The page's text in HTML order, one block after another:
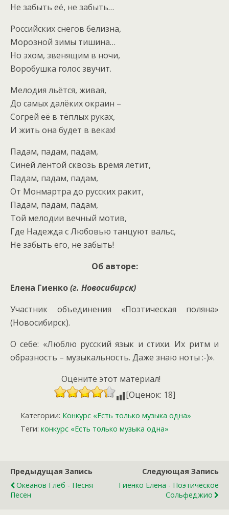
Не забыть её, не забыть…
Российских снегов белизна,
Морозной зимы тишина…
Но эхом, звенящим в ночи,
Воробушка голос звучит.
Мелодия льётся, живая,
До самых далёких окраин –
Согрей её в тёплых руках,
И жить она будет в веках!
Падам, падам, падам,
Синей лентой сквозь время летит,
Падам, падам, падам,
От Монмартра до русских ракит,
Падам, падам, падам,
Той мелодии вечный мотив,
Где Надежда с Любовью танцуют вальс,
Не забыть его, не забыть!
Об авторе:
Елена Гиенко(г. Новосибирск)
Участник объединения «Поэтическая поляна»
(Новосибирск).
О себе: «Люблю русский язык и стихи. Их ритм и
образность – музыкальность. Даже знаю ноты :-)».
Оцените этот материал!
[Оценок: 18]
Категории: Конкурс «Есть только музыка одна»
Теги: конкурс «Есть только музыка одна»
Предыдущая Запись
Океанов Глеб - Песня
Песен
Следующая Запись
Гиенко Елена - Поэтическое
Сольфеджио